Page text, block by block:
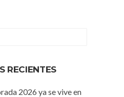
RECIENTES
2026 ya se vive en